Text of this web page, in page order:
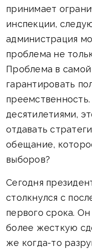
принимает
инспекции,
администрация
проблема не
Проблема в
гарантировать
десятилетиями,
отдавать
обещание,
выборов?
Сегодня
столкнулся с
первого срока.
более жесткую
же когда-то